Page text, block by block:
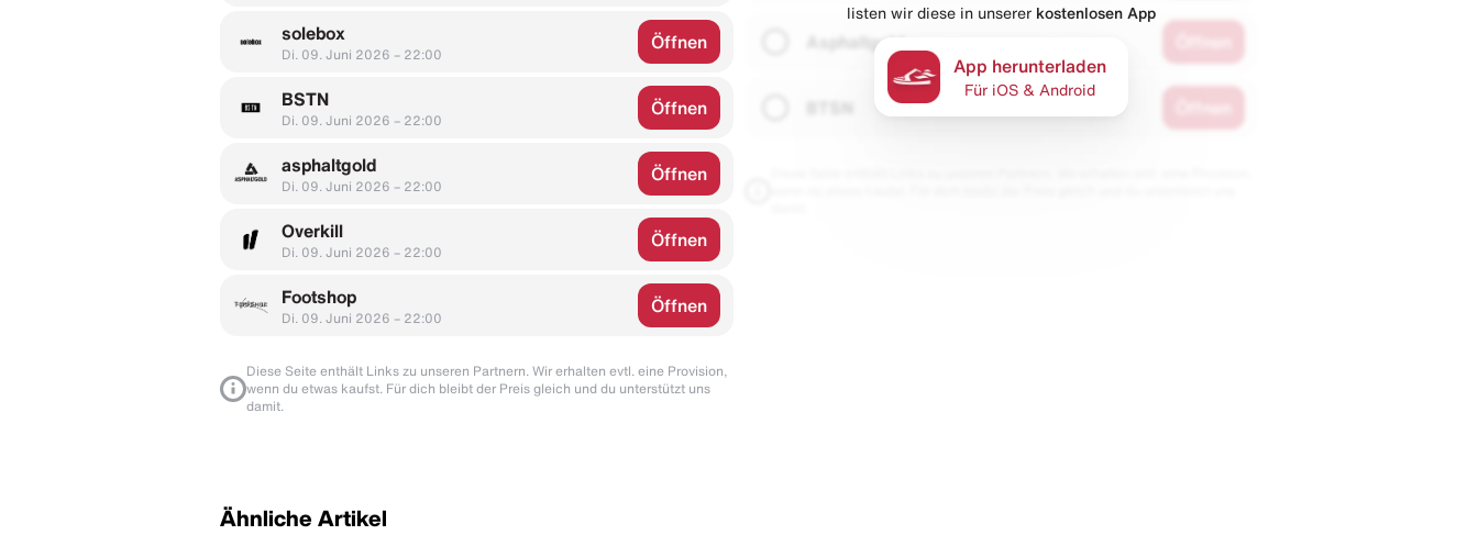
solebox
Di. 09. Juni 2026 – 22:00
Öffnen
BSTN
Di. 09. Juni 2026 – 22:00
Öffnen
asphaltgold
Di. 09. Juni 2026 – 22:00
Öffnen
Overkill
Di. 09. Juni 2026 – 22:00
Öffnen
Footshop
Di. 09. Juni 2026 – 22:00
Öffnen
Diese Seite enthält Links zu unseren Partnern. Wir erhalten evtl. eine Provision,
wenn du etwas kaufst. Für dich bleibt der Preis gleich und du unterstützt uns
damit.
Asphaltgold
listen wir diese in unserer kostenlosen App
App herunterladen
Für iOS & Android
Ähnliche Artikel